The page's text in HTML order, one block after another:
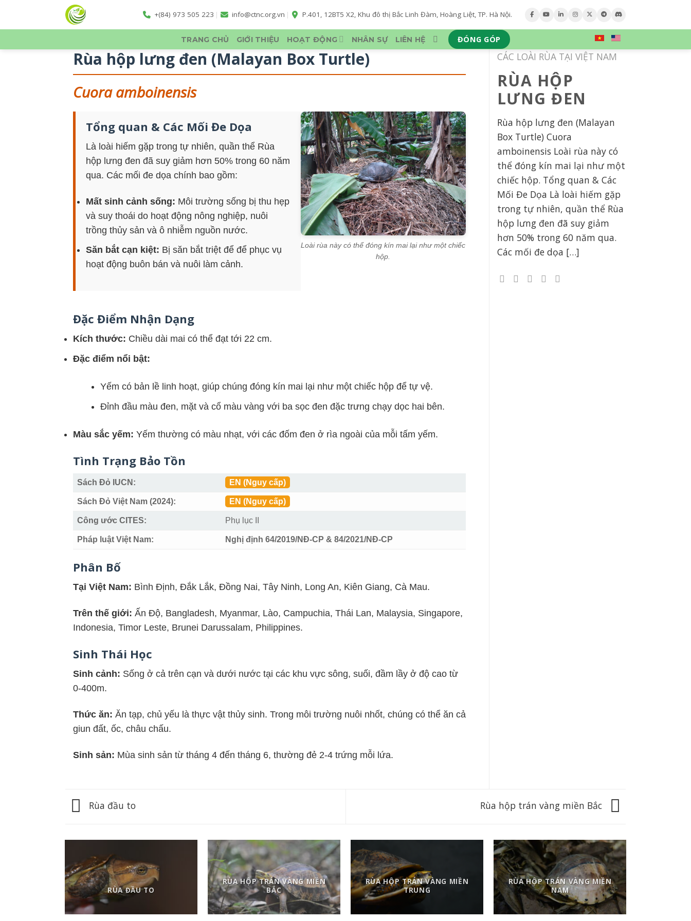
+(84) 973 505 223 | info@ctnc.org.vn | P.401, 12BT5 X2, Khu đô thị Bắc Linh Đàm, Hoàng Liệt, TP. Hà Nội.
TRANG CHỦ GIỚI THIỆU HOẠT ĐỘNG NHÂN SỰ LIÊN HỆ ĐÓNG GÓP
CÁC LOÀI RÙA TẠI VIỆT NAM
RÙA HỘP
LƯNG ĐEN
Rùa hộp lưng đen (Malayan
Box Turtle) Cuora
amboinensis Loài rùa này có
thể đóng kín mai lại như một
chiếc hộp. Tổng quan & Các
Mối Đe Dọa Là loài hiếm gặp
trong tự nhiên, quần thể Rùa
hộp lưng đen đã suy giảm
hơn 50% trong 60 năm qua.
Các mối đe dọa […]
Rùa hộp lưng đen (Malayan Box Turtle)
Cuora amboinensis
Loài rùa này có thể đóng kín mai lại như một chiếc
hộp.
Tổng quan & Các Mối Đe Dọa
Là loài hiếm gặp trong tự nhiên, quần thể Rùa
hộp lưng đen đã suy giảm hơn 50% trong 60 năm
qua. Các mối đe dọa chính bao gồm:
Mất sinh cảnh sống: Môi trường sống bị thu hẹp
và suy thoái do hoạt động nông nghiệp, nuôi
trồng thủy sản và ô nhiễm nguồn nước.
Săn bắt cạn kiệt: Bị săn bắt triệt để để phục vụ
hoạt động buôn bán và nuôi làm cảnh.
Đặc Điểm Nhận Dạng
Kích thước: Chiều dài mai có thể đạt tới 22 cm.
Đặc điểm nổi bật:
Yếm có bản lề linh hoạt, giúp chúng đóng kín mai lại như một chiếc hộp để tự vệ.
Đỉnh đầu màu đen, mặt và cổ màu vàng với ba sọc đen đặc trưng chạy dọc hai bên.
Màu sắc yếm: Yếm thường có màu nhạt, với các đốm đen ở rìa ngoài của mỗi tấm yếm.
Tình Trạng Bảo Tồn
Sách Đỏ IUCN: EN (Nguy cấp)
Sách Đỏ Việt Nam (2024): EN (Nguy cấp)
Công ước CITES: Phụ lục II
Pháp luật Việt Nam: Nghị định 64/2019/NĐ-CP & 84/2021/NĐ-CP
Phân Bố
Tại Việt Nam: Bình Định, Đắk Lắk, Đồng Nai, Tây Ninh, Long An, Kiên Giang, Cà Mau.
Trên thế giới: Ấn Độ, Bangladesh, Myanmar, Lào, Campuchia, Thái Lan, Malaysia, Singapore,
Indonesia, Timor Leste, Brunei Darussalam, Philippines.
Sinh Thái Học
Sinh cảnh: Sống ở cả trên cạn và dưới nước tại các khu vực sông, suối, đầm lầy ở độ cao từ
0-400m.
Thức ăn: Ăn tạp, chủ yếu là thực vật thủy sinh. Trong môi trường nuôi nhốt, chúng có thể ăn cả
giun đất, ốc, châu chấu.
Sinh sản: Mùa sinh sản từ tháng 4 đến tháng 6, thường đẻ 2-4 trứng mỗi lứa.
Rùa đầu to Rùa hộp trán vàng miền Bắc
RÙA ĐẦU TO
RÙA HỘP TRÁN VÀNG MIỀN
BẮC
RÙA HỘP TRÁN VÀNG MIỀN
TRUNG
RÙA HỘP TRÁN VÀNG MIỀN
NAM